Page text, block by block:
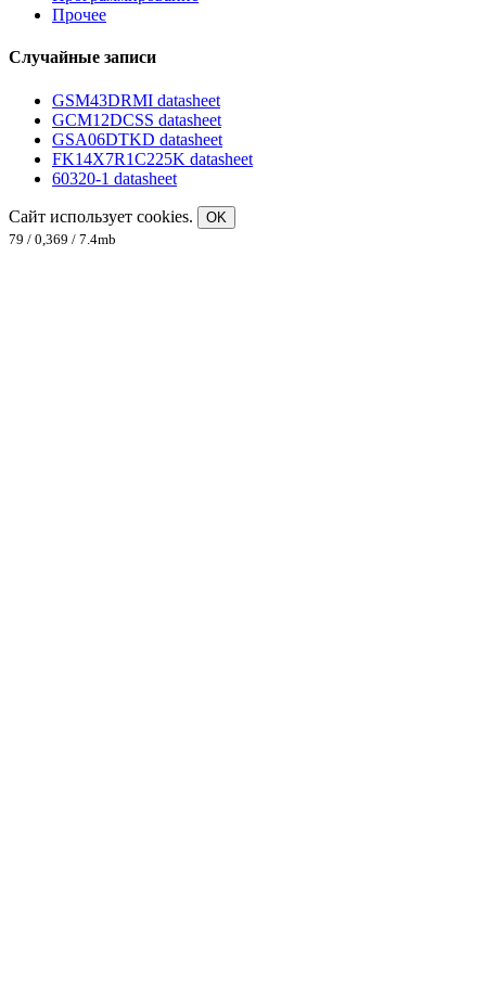
Прочее
Случайные записи
GSM43DRMI datasheet
GCM12DCSS datasheet
GSA06DTKD datasheet
FK14X7R1C225K datasheet
60320-1 datasheet
Сайт использует cookies.
OK
79 / 0,369 / 7.4mb